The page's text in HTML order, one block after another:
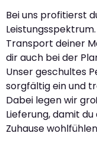
Bei uns profitierst
Transport deiner
dir auch bei der
Unser geschultes
sorgfältig ein und
Dabei legen wir
Lieferung, damit
Zuhause